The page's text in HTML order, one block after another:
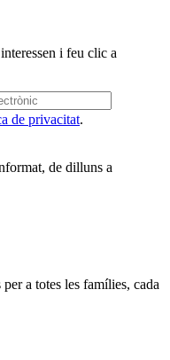
i feu clic a
de privacitat.
de dilluns a
a totes les famílies, cada